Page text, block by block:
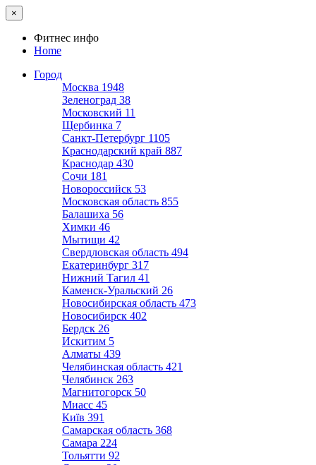
×
Фитнес инфо
Home
Город
Москва 1948
Зеленоград 38
Московский 11
Щербинка 7
Санкт-Петербург 1105
Краснодарский край 887
Краснодар 430
Сочи 181
Новороссийск 53
Московская область 855
Балашиха 56
Химки 46
Мытищи 42
Свердловская область 494
Екатеринбург 317
Нижний Тагил 41
Каменск-Уральский 26
Новосибирская область 473
Новосибирск 402
Бердск 26
Искитим 5
Алматы 439
Челябинская область 421
Челябинск 263
Магнитогорск 50
Миасс 45
Київ 391
Самарская область 368
Самара 224
Тольятти 92